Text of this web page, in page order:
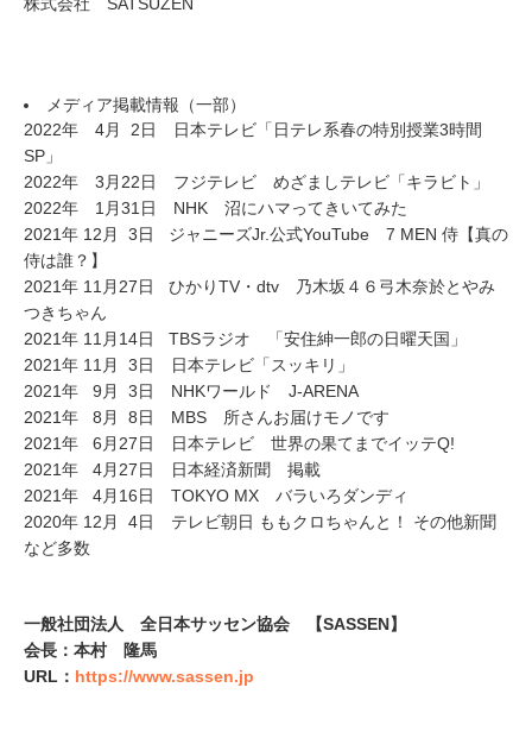
メディア掲載情報（一部）
2022年 4月 2日 日本テレビ「日テレ系春の特別授業3時間
SP」
2022年 3月22日 フジテレビ めざましテレビ「キラビト」
2022年 1月31日 NHK 沼にハマってきいてみた
2021年 12月 3日 ジャニーズJr.公式YouTube 7 MEN 侍【真の
侍は誰？】
2021年 11月27日 ひかりTV・dtv 乃木坂４６弓木奈於とやみ
つきちゃん
2021年 11月14日 TBSラジオ 「安住紳一郎の日曜天国」
2021年 11月 3日 日本テレビ「スッキリ」
2021年 9月 3日 NHKワールド J-ARENA
2021年 8月 8日 MBS 所さんお届けモノです
2021年 6月27日 日本テレビ 世界の果てまでイッテQ!
2021年 4月27日 日本経済新聞 掲載
2021年 4月16日 TOKYO MX バラいろダンディ
2020年 12月 4日 テレビ朝日 ももクロちゃんと！ その他新聞
など多数
一般社団法人 全日本サッセン協会 【SASSEN】
会長：本村 隆馬
URL： https://www.sassen.jp